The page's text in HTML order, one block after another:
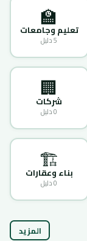
🏫
تعليم وجامعات
5 دليل
🏢
شركات
0 دليل
🏗️
بناء وعقارات
0 دليل
المزيد